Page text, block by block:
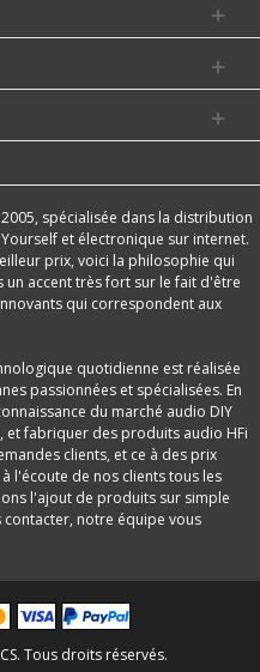
spécialisée dans la distribution
et électronique sur internet.
prix, voici la philosophie qui
accent très fort sur le fait d'être
qui correspondent aux
quotidienne est réalisée
passionnées et spécialisées. En
du marché audio DIY
fabriquer des produits audio HFi
clients, et ce à des prix
l'écoute de nos clients tous les
l'ajout de produits sur simple
notre équipe vous
Tous droits réservés.